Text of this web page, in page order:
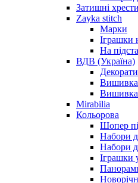
Затишні
Zayka stitch
Марки
Іграшки
На
ВДВ (Україна)
Вишивка
Вишивка
Mirabilia
Кольорова
Шопер
Набори
Набори
Іграшки